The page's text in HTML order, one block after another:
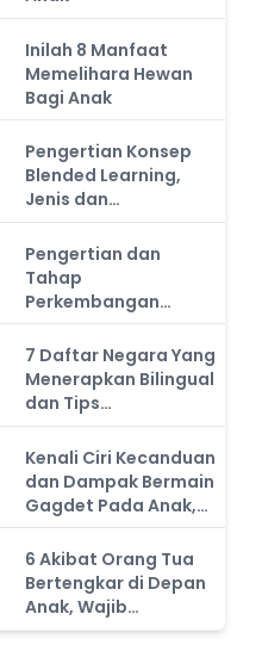
Inilah 8 Manfaat
Memelihara Hewan
Bagi Anak
Pengertian Konsep
Blended Learning,
Jenis dan
Manfaatnya, Anda
Harus Tahu!
Pengertian dan
Tahap
Perkembangan
Kemampuan Kognitif
Anak, Bunda Wajib
Tahu!
7 Daftar Negara Yang
Menerapkan Bilingual
dan Tips
Mengajarkan Pada
Anak
Kenali Ciri Kecanduan
dan Dampak Bermain
Gagdet Pada Anak,
Orang Tua Wajib
Tahu!
6 Akibat Orang Tua
Bertengkar di Depan
Anak, Wajib
Waspada!